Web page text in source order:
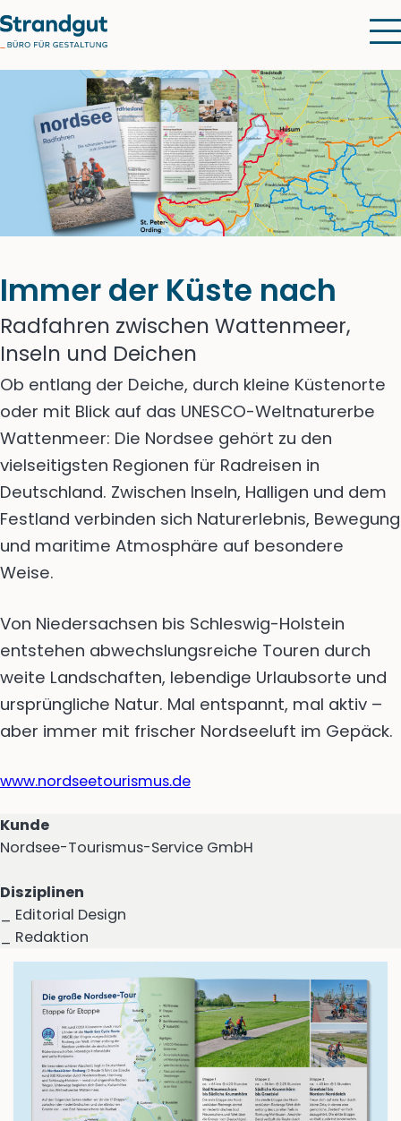
Immer der Küste nach
Radfahren zwischen Wattenmeer,
Inseln und Deichen
Ob entlang der Deiche, durch kleine Küstenorte
oder mit Blick auf das UNESCO-Weltnaturerbe
Wattenmeer: Die Nordsee gehört zu den
vielseitigsten Regionen für Radreisen in
Deutschland. Zwischen Inseln, Halligen und dem
Festland verbinden sich Naturerlebnis, Bewegung
und maritime Atmosphäre auf besondere
Weise.
Von Niedersachsen bis Schleswig-Holstein
entstehen abwechslungsreiche Touren durch
weite Landschaften, lebendige Urlaubsorte und
ursprüngliche Natur. Mal entspannt, mal aktiv –
aber immer mit frischer Nordseeluft im Gepäck.
www.nordseetourismus.de
Kunde
Nordsee-Tourismus-Service GmbH
Disziplinen
_ Editorial Design
_ Redaktion